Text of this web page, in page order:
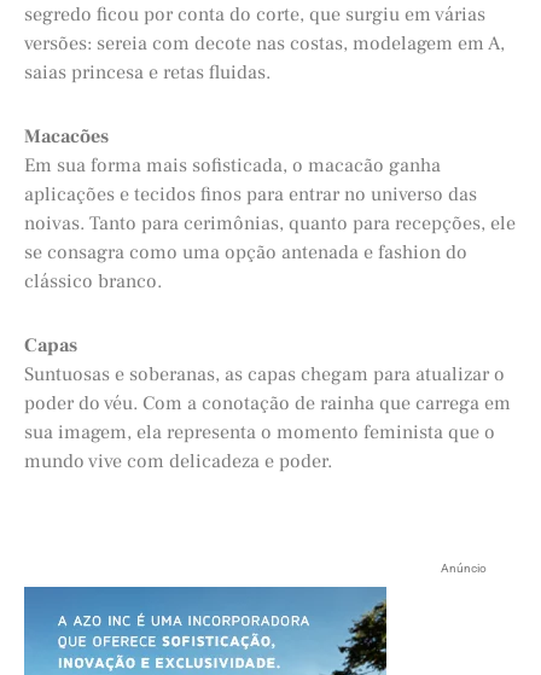
segredo ficou por conta do corte, que surgiu em várias
versões: sereia com decote nas costas, modelagem em A,
saias princesa e retas fluidas.
Macacões
Em sua forma mais sofisticada, o macacão ganha
aplicações e tecidos finos para entrar no universo das
noivas. Tanto para cerimônias, quanto para recepções, ele
se consagra como uma opção antenada e fashion do
clássico branco.
Capas
Suntuosas e soberanas, as capas chegam para atualizar o
poder do véu. Com a conotação de rainha que carrega em
sua imagem, ela representa o momento feminista que o
mundo vive com delicadeza e poder.
Anúncio